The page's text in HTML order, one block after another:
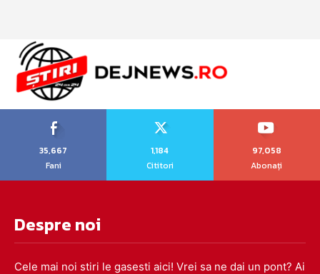
35,667
Fani
1,184
Cititori
97,058
Abonați
Despre noi
Cele mai noi stiri le gasesti aici! Vrei sa ne dai un pont? Ai